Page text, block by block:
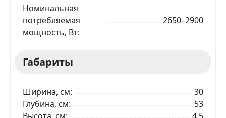
Номинальная
потребляемая
мощность, Вт
2650–2900
Габариты
Ширина, см
30
Глубина, см
53
ОТПРАВИТЬ ЗАЯВКУ